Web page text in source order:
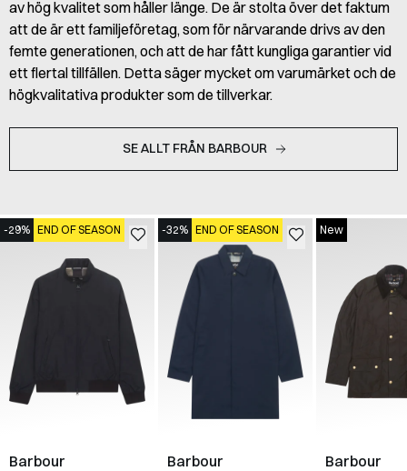
av hög kvalitet som håller länge. De är stolta över det faktum
att de är ett familjeföretag, som för närvarande drivs av den
femte generationen, och att de har fått kungliga garantier vid
ett flertal tillfällen. Detta säger mycket om varumärket och de
högkvalitativa produkter som de tillverkar.
SE ALLT FRÅN BARBOUR
-29% END OF SEASON
Barbour
-32% END OF SEASON
Barbour
New
Barbour